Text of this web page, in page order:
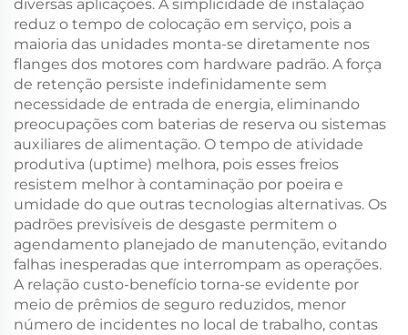
diversas aplicações. A simplicidade de instalação
reduz o tempo de colocação em serviço, pois a
maioria das unidades monta-se diretamente nos
flanges dos motores com hardware padrão. A força
de retenção persiste indefinidamente sem
necessidade de entrada de energia, eliminando
preocupações com baterias de reserva ou sistemas
auxiliares de alimentação. O tempo de atividade
produtiva (uptime) melhora, pois esses freios
resistem melhor à contaminação por poeira e
umidade do que outras tecnologias alternativas. Os
padrões previsíveis de desgaste permitem o
agendamento planejado de manutenção, evitando
falhas inesperadas que interrompam as operações.
A relação custo-benefício torna-se evidente por
meio de prêmios de seguro reduzidos, menor
número de incidentes no local de trabalho, contas